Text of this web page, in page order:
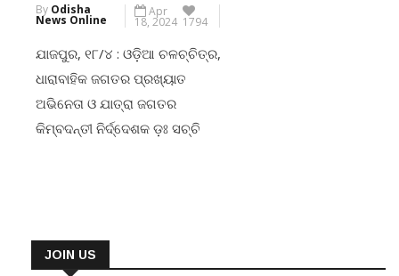
By Odisha
News Online
Apr
18, 2024 1794
ଯାଜପୁର, ୧୮/୪ : ଓଡ଼ିଆ ଚଳଚ୍ଚିତ୍ର,
ଧାରାବାହିକ ଜଗତର ପ୍ରଖ୍ୟାତ
ଅଭିନେତା ଓ ଯାତ୍ରା ଜଗତର
କିମ୍ବଦନ୍ତୀ ନିର୍ଦ୍ଦେଶକ ଡ଼ଃ ସଚ୍ଚି
ହୋଇଥିଲା ।ଏହି ଖବର ଜଣା ପଡିବା
JOIN US